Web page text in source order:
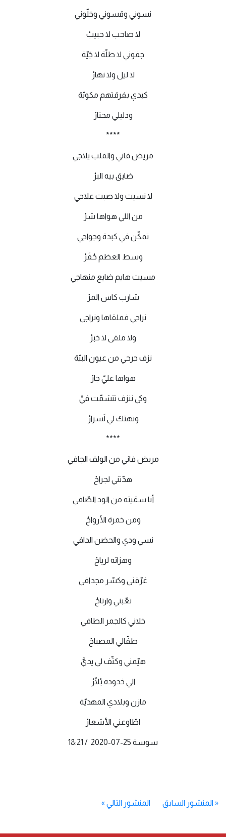
نسوني وقسوني وخلّوني
لا صاحب لا حبيبْ
جفوني لا طلّة لا جَيّة
لا ليل ولا نهارْ
كبدي بفرقتهم مكويّة
ودليلي محتارْ
****
مريض فاني والقلب يلاجي
ضايق بيه البرْ
لا نسيت ولا صبت علاجي
من اللي هواها شرْ
تمكّن في كبدة وجواجي
وسط العظم حْفَرْ
مسيت هايم ضايع منهاجي
شارب كاس المرْ
نراجي فملقاها ونراجي
ولا ملقى لا خبرْ
نزف جرحي من عيون البيّة
هواها عليّ جارْ
وكي ننزف تتشمّت فيَّ
وتهتك لي لَسرارْ
****
مريض فاني من الولف الجافي
هدّتني لجراحْ
أنا سقيته من الود الصّافي
ومن خمرة الأرواحْ
نسي ودي والحضن الدافي
وهزاته لرياحْ
غرّقني وكسّر مجدافي
تعّبني وارتاحْ
خلاني كالجمر الطافي
طفّالي المصباحْ
هيّمني وكتّف لي يديَّ
الي خدوده بُلّارْ
مازن وبلادي المهديّة
اطّاوعني الأشعارْ
سوسة 25-07-2020 / 18:21
«المنشور السابق المنشور التالي »